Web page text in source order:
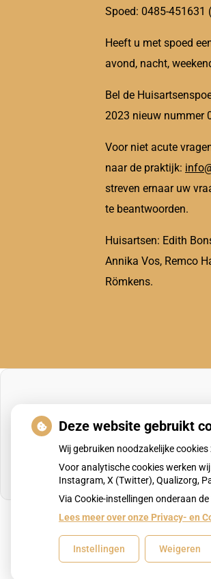
Spoed: 0485-451631
Heeft u met spoed
avond, nacht,
Bel de
2023 nieuw nummer
Voor niet acute
naar de praktijk:
streven ernaar uw
te beantwoorden.
Huisartsen: Edith
Annika Vos, Remco
Römkens.
Uw Zorg Online|
Deze website gebruikt
Wij gebruiken noodzakelijke
Voor analytische cookies werken
Instagram, X (Twitter), Qualizorg,
Via Cookie-instellingen onderaan
Lees meer over onze Privacy- en
Instellingen Weigeren